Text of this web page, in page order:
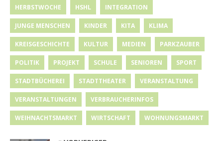
HERBSTWOCHE HSHL INTEGRATION
JUNGE MENSCHEN KINDER KITA KLIMA
KREISGESCHICHTE KULTUR MEDIEN PARKZAUBER
POLITIK PROJEKT SCHULE SENIOREN SPORT
STADTBÜCHEREI STADTTHEATER VERANSTALTUNG
VERANSTALTUNGEN VERBRAUCHERINFOS
WEIHNACHTSMARKT WIRTSCHAFT WOHNUNGSMARKT